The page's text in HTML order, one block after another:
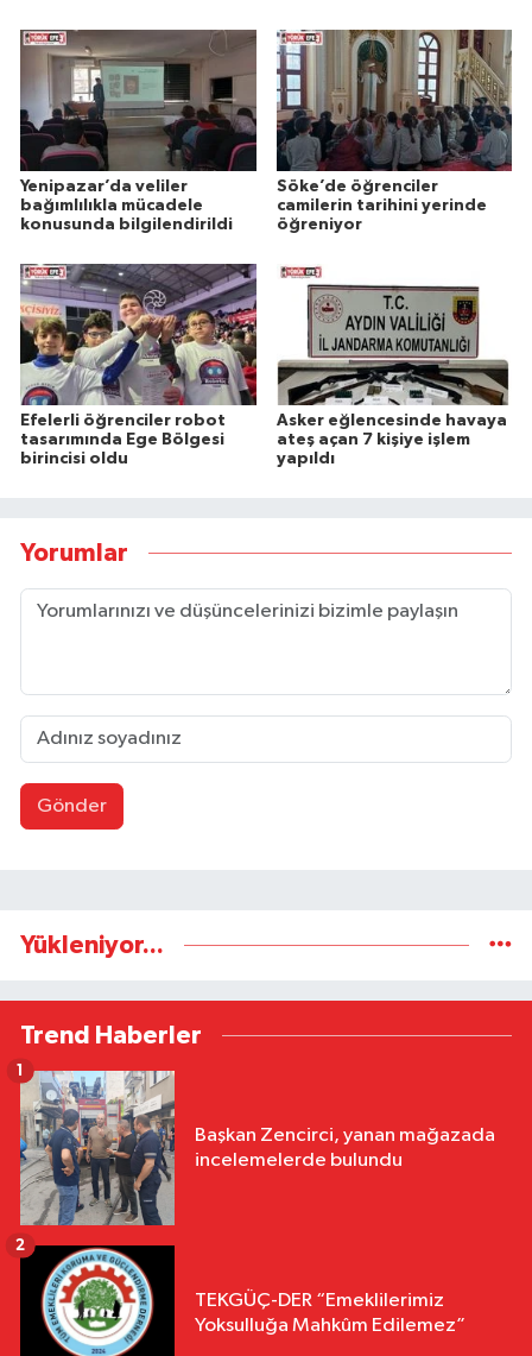
Yenipazar’da veliler
bağımlılıkla mücadele
konusunda bilgilendirildi
Söke’de öğrenciler
camilerin tarihini yerinde
öğreniyor
Efelerli öğrenciler robot
tasarımında Ege Bölgesi
birincisi oldu
Asker eğlencesinde havaya
ateş açan 7 kişiye işlem
yapıldı
Yorumlar
Gönder
Yükleniyor...
Trend Haberler
Başkan Zencirci, yanan mağazada
incelemelerde bulundu
1
TEKGÜÇ-DER “Emeklilerimiz
Yoksulluğa Mahkûm Edilemez”
2